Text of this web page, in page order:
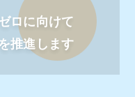
ロに向けて
推進します